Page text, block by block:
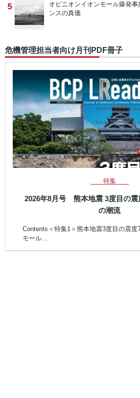
5 オピニオンイオンモール爆発
ンスの真価
危機管理担当者向け月刊PDF冊子
特集
2026年8月号 熊本地震 3度目の震
の潮流
Contents＜特集1＞熊本地震3度目の震度
モール…